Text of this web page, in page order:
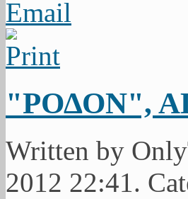
"ΡΟΔΟΝ",
Written by
2012 22:41.